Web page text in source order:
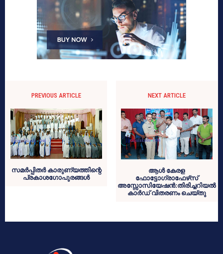
PREVIOUS ARTICLE
സമര്‍പ്പിതര്‍ കാരുണ്യത്തിന്റെ
പ്രകാശഗോപുരങ്ങള്‍
NEXT ARTICLE
ആള്‍ കേരള
ഫോട്ടോഗ്രാഫേഴ്‌സ്
അസ്സോസിയേഷന്‍:തിരിച്ചറിയല്‍
കാര്‍ഡ് വിതരണം ചെയ്തു